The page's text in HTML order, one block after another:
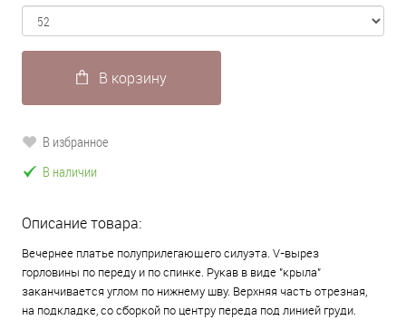
В корзину
В избранное
В наличии
Описание товара:
Вечернее платье полуприлегающего силуэта. V-вырез
горловины по переду и по спинке. Рукав в виде "крыла"
заканчивается углом по нижнему шву. Верхняя часть отрезная,
на подкладке, со сборкой по центру переда под линией груди.